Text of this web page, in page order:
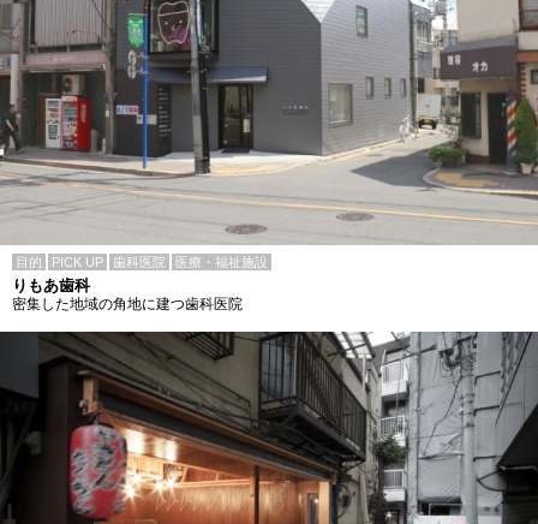
目的 PICK UP 歯科医院 医療・福祉施設
りもあ歯科
密集した地域の角地に建つ歯科医院